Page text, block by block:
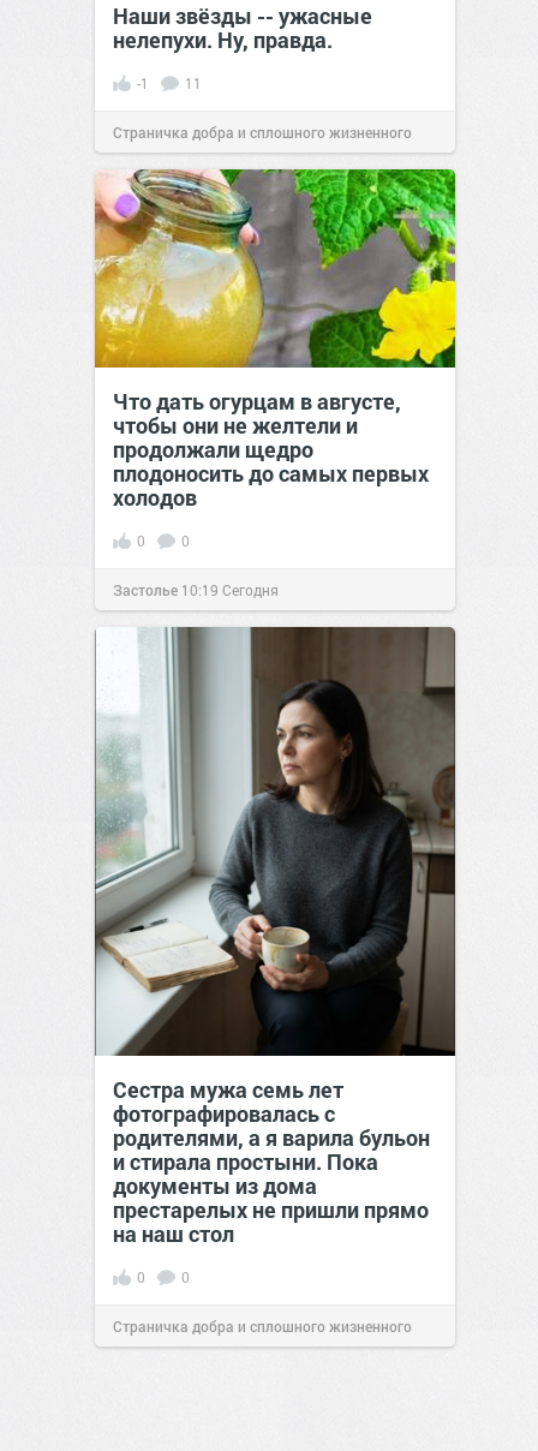
Наши звёзды -- ужасные
нелепухи. Ну, правда.
-1 11
Страничка добра и сплошного жизненного
позитива!05:5816 дек 2017
Что дать огурцам в августе,
чтобы они не желтели и
продолжали щедро
плодоносить до самых первых
холодов
0 0
Застолье 10:19 Сегодня
Сестра мужа семь лет
фотографировалась с
родителями, а я варила бульон
и стирала простыни. Пока
документы из дома
престарелых не пришли прямо
на наш стол
0 0
Страничка добра и сплошного жизненного